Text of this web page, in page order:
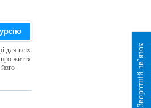
для всіх
про життя
його
Зворотній зв`язок